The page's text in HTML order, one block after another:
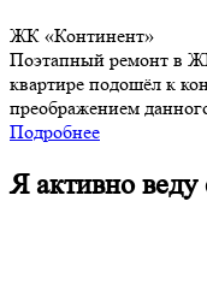
ЖК «Континент»
Поэтапный ремонт в
квартире подошёл к
преображением
Подробнее
Я активно веду